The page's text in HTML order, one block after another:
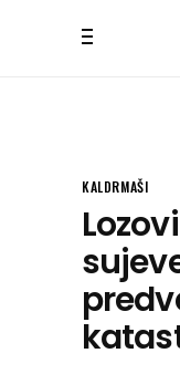
KALDRMAŠI